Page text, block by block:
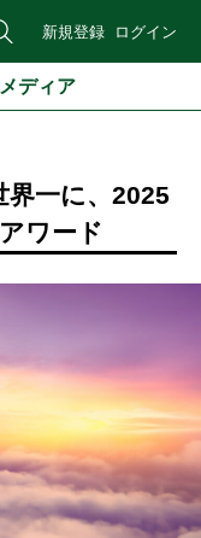
新規登録 ログイン
ディア
界一に、2025
ワード